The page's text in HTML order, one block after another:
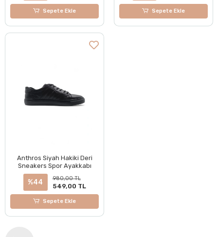
Sepete Ekle Sepete Ekle
Anthros Siyah Hakiki Deri
Sneakers Spor Ayakkabı
%44 980,00 TL
549,00 TL
Sepete Ekle